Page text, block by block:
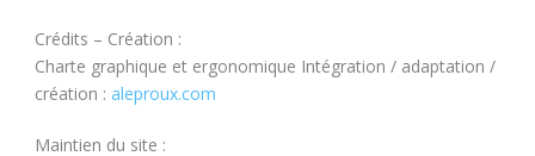
Crédits – Création :
Charte graphique et ergonomique Intégration / adaptation /
création : aleproux.com
Maintien du site :